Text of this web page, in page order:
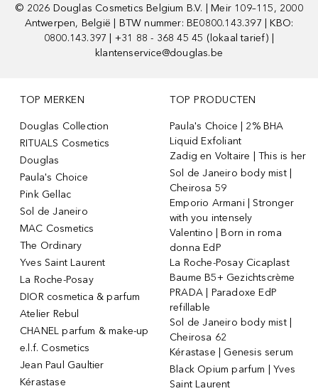
© 2026 Douglas Cosmetics Belgium B.V. | Meir 109–115, 2000
Antwerpen, België | BTW nummer: BE0800.143.397 | KBO:
0800.143.397 | +31 88 - 368 45 45 (lokaal tarief) |
klantenservice@douglas.be
TOP MERKEN
Douglas Collection
RITUALS Cosmetics
Douglas
Paula's Choice
Pink Gellac
Sol de Janeiro
MAC Cosmetics
The Ordinary
Yves Saint Laurent
La Roche-Posay
DIOR cosmetica & parfum
Atelier Rebul
CHANEL parfum & make-up
e.l.f. Cosmetics
Jean Paul Gaultier
Kérastase
TOP PRODUCTEN
Paula's Choice | 2% BHA
Liquid Exfoliant
Zadig en Voltaire | This is her
Sol de Janeiro body mist |
Cheirosa 59
Emporio Armani | Stronger
with you intensely
Valentino | Born in roma
donna EdP
La Roche-Posay Cicaplast
Baume B5+ Gezichtscrème
PRADA | Paradoxe EdP
refillable
Sol de Janeiro body mist |
Cheirosa 62
Kérastase | Genesis serum
Black Opium parfum | Yves
Saint Laurent